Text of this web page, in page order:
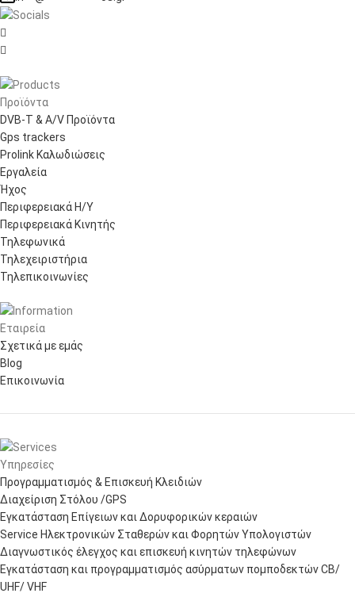


Προϊόντα
DVB-T & A/V Προϊόντα
Gps trackers
Prolink Καλωδιώσεις
Εργαλεία
Ήχος
Περιφερειακά Η/Υ
Περιφερειακά Κινητής
Τηλεφωνικά
Τηλεχειριστήρια
Τηλεπικοινωνίες
Εταιρεία
Σχετικά με εμάς
Blog
Επικοινωνία
Υπηρεσίες
Προγραμματισμός & Επισκευή Κλειδιών
Διαχείριση Στόλου /GPS
Εγκατάσταση Επίγειων και Δορυφορικών κεραιών
Service Ηλεκτρονικών Σταθερών και Φορητών Υπολογιστών
Διαγνωστικός έλεγχος και επισκευή κινητών τηλεφώνων
Εγκατάσταση και προγραμματισμός ασύρματων πομποδεκτών CB/
UHF/ VHF